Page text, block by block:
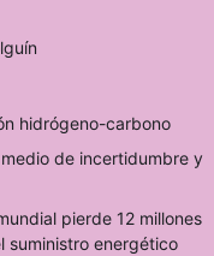
hidrógeno-carbono
de incertidumbre y
pierde 12 millones
suministro energético